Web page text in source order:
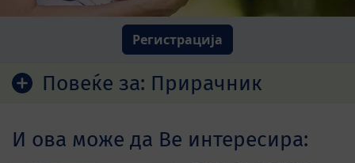
Регистрација
Повеќе за: Прирачник
И ова може да Ве интересира: